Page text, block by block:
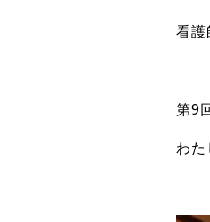
看護
第9
わた